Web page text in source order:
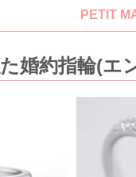
PETIT
婚約指輪(エ